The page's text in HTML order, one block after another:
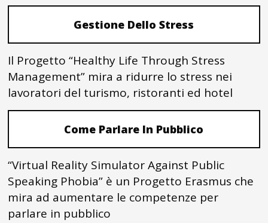
Gestione Dello Stress
Il Progetto “Healthy Life Through Stress
Management” mira a ridurre lo stress nei
lavoratori del turismo, ristoranti ed hotel
Come Parlare In Pubblico
“Virtual Reality Simulator Against Public
Speaking Phobia” è un Progetto Erasmus che
mira ad aumentare le competenze per
parlare in pubblico